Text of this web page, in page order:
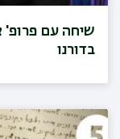
שיחה עם פרופ'
בדורנו